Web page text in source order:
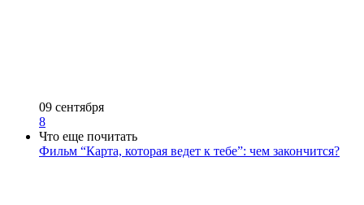
09 сентября
8
Что еще почитать
Фильм “Карта, которая ведет к тебе”: чем закончится?